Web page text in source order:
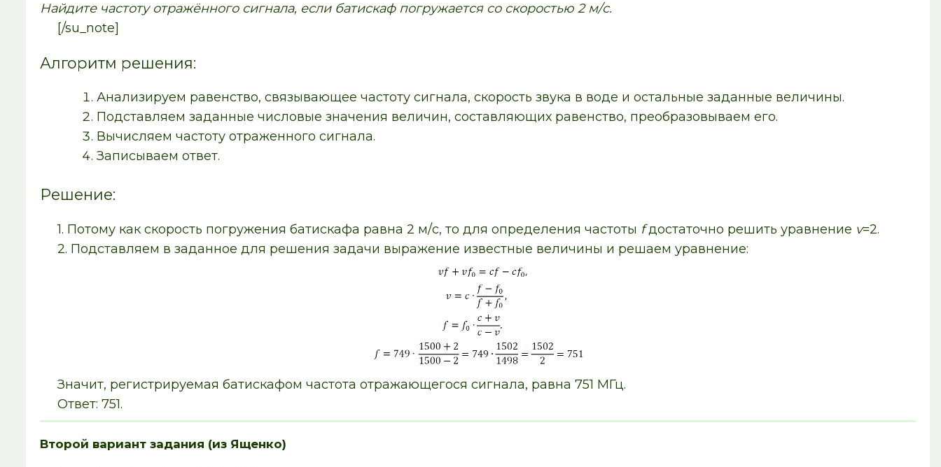
Найдите частоту отражённого сигнала, если батискаф погружается со скоростью 2 м/с.
[/su_note]
Алгоритм решения:
Анализируем равенство, связывающее частоту сигнала, скорость звука в воде и остальные заданные величины.
Подставляем заданные числовые значения величин, составляющих равенство, преобразовываем его.
Вычисляем частоту отраженного сигнала.
Записываем ответ.
Решение:
1. Потому как скорость погружения батискафа равна 2 м/с, то для определения частоты fдостаточно решить уравнение v=2.
2. Подставляем в заданное для решения задачи выражение известные величины и решаем уравнение:
Значит, регистрируемая батискафом частота отражающегося сигнала, равна 751 МГц.
Ответ: 751.
Второй вариант задания (из Ященко)